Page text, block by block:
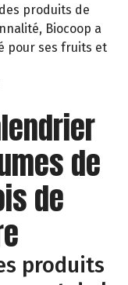
produits de
Biocoop a
pour ses fruits et
de
de
produits